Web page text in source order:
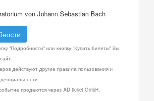
von Johann Sebastian Bach
"Подробности" или кнопку "Купить билеты" Вы
действуют другие правила пользования и
продаются через AD ticket GmbH.